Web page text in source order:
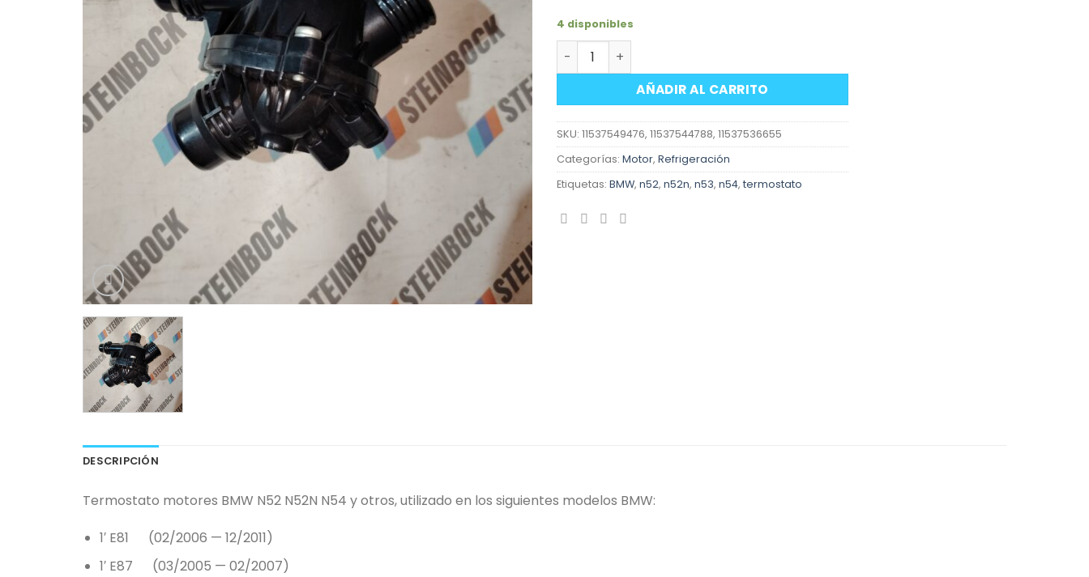
4 disponibles
Termostato motores BMW N52 N52N N54 y otros cantidad
AÑADIR AL CARRITO
SKU: 11537549476, 11537544788, 11537536655
Categorías: Motor, Refrigeración
Etiquetas: BMW, n52, n52n, n53, n54, termostato
DESCRIPCIÓN
Termostato motores BMW N52 N52N N54 y otros, utilizado en los siguientes modelos BMW:
1′ E81 (02/2006 — 12/2011)
1′ E87 (03/2005 — 02/2007)